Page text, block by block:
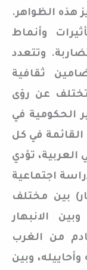
هذه الظواهر.
وأنماط
وتتعدد
ثقافية
عن رؤى
الحكومية في
في كل
العربية، تؤدي
اجتماعية
بين مختلف
الانبهار
من الغرب
وبين